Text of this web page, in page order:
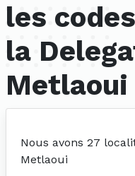
les
la
Metlaoui
Nous avons 27
Metlaoui